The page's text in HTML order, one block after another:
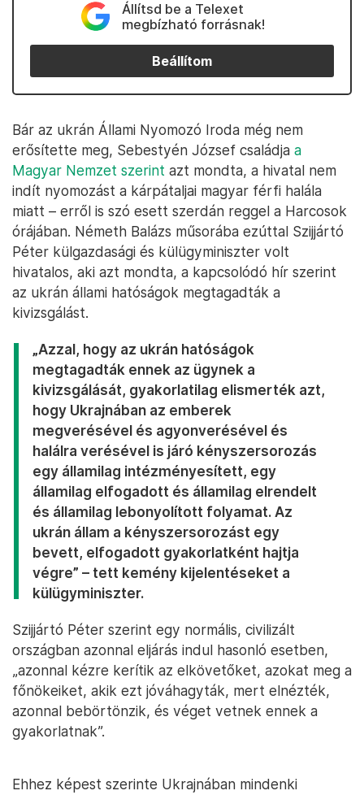
Állítsd be a Telexet
megbízható forrásnak!
Beállítom
Bár az ukrán Állami Nyomozó Iroda még nem
erősítette meg, Sebestyén József családja a
Magyar Nemzet szerint azt mondta, a hivatal nem
indít nyomozást a kárpátaljai magyar férfi halála
miatt – erről is szó esett szerdán reggel a Harcosok
órájában. Németh Balázs műsorába ezúttal Szijjártó
Péter külgazdasági és külügyminiszter volt
hivatalos, aki azt mondta, a kapcsolódó hír szerint
az ukrán állami hatóságok megtagadták a
kivizsgálást.
„Azzal, hogy az ukrán hatóságok
megtagadták ennek az ügynek a
kivizsgálását, gyakorlatilag elismerték azt,
hogy Ukrajnában az emberek
megverésével és agyonverésével és
halálra verésével is járó kényszersorozás
egy államilag intézményesített, egy
államilag elfogadott és államilag elrendelt
és államilag lebonyolított folyamat. Az
ukrán állam a kényszersorozást egy
bevett, elfogadott gyakorlatként hajtja
végre” – tett kemény kijelentéseket a
külügyminiszter.
Szijjártó Péter szerint egy normális, civilizált
országban azonnal eljárás indul hasonló esetben,
„azonnal kézre kerítik az elkövetőket, azokat meg a
főnökeiket, akik ezt jóváhagyták, mert elnézték,
azonnal bebörtönzik, és véget vetnek ennek a
gyakorlatnak”.
Ehhez képest szerinte Ukrajnában mindenki